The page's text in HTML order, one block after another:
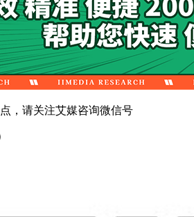
，请关注艾媒咨询微信号